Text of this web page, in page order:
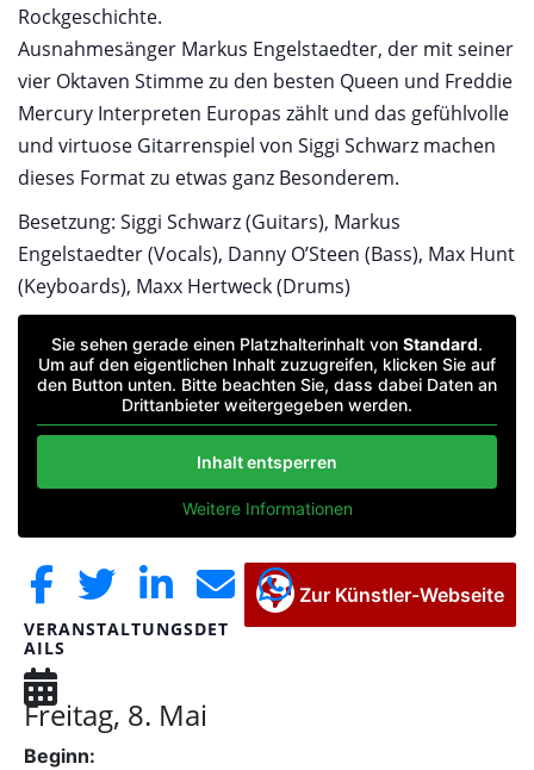
Rockgeschichte.
Ausnahmesänger Markus Engelstaedter, der mit seiner
vier Oktaven Stimme zu den besten Queen und Freddie
Mercury Interpreten Europas zählt und das gefühlvolle
und virtuose Gitarrenspiel von Siggi Schwarz machen
dieses Format zu etwas ganz Besonderem.
Besetzung: Siggi Schwarz (Guitars), Markus
Engelstaedter (Vocals), Danny O’Steen (Bass), Max Hunt
(Keyboards), Maxx Hertweck (Drums)
Sie sehen gerade einen Platzhalterinhalt von Standard.
Um auf den eigentlichen Inhalt zuzugreifen, klicken Sie auf
den Button unten. Bitte beachten Sie, dass dabei Daten an
Drittanbieter weitergegeben werden.
Inhalt entsperren
Weitere Informationen
Zur Künstler-Webseite
VERANSTALTUNGSDET
AILS
Freitag, 8. Mai
Beginn: